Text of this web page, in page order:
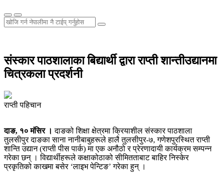
संस्कार पाठशालाका बिद्यार्थी द्वारा राप्ती शान्तीउद्यानमा
चित्रकला प्रदर्शनी
राप्ती पहिचान
दाङ, १० मंसिर । दाङको शिक्षा क्षेत्रमा क्रियाशील संस्कार पाठशाला
तुलसीपुर दाङका साना नानीबाबुहरूले हालै तुलसीपुर-७, गणेशपुरस्थित राप्ती
शान्ति उद्यान (राप्ती पीस पार्क) मा एक अनौठो र प्रेरणादायी कार्यक्रम सम्पन्न
गरेका छन् । विद्यार्थीहरूले कक्षाकोठाको सीमितताबाट बाहिर निस्केर
प्रकृतिको काखमा बसेर ‘लाइभ पेन्टिङ’ गरेका हुन् ।